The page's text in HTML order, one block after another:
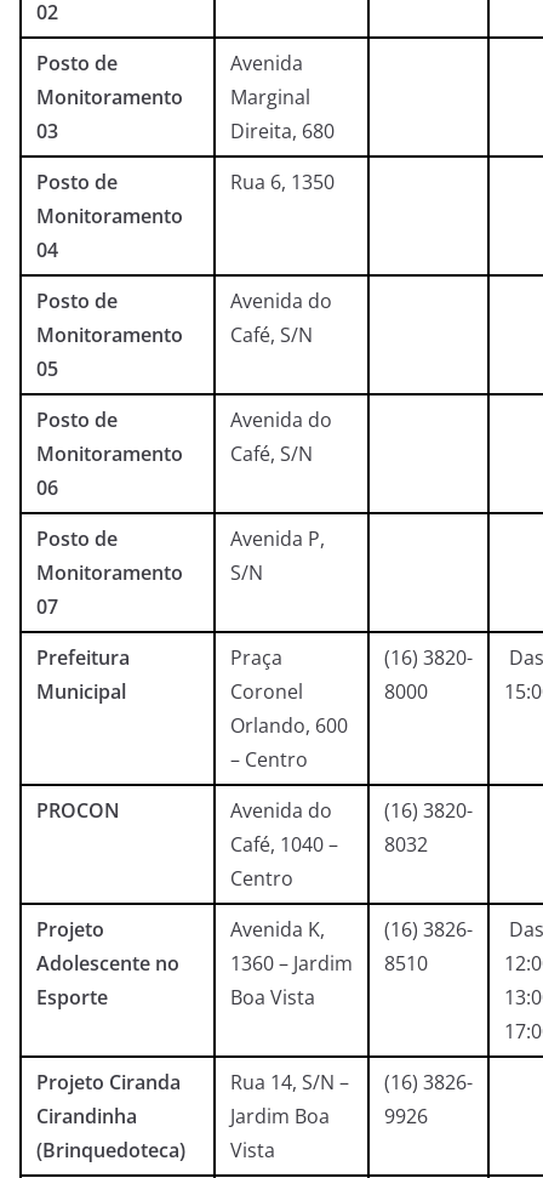
02
Posto de
Monitoramento
03
Avenida
Marginal
Direita, 680
Posto de
Monitoramento
04
Rua 6, 1350
Posto de
Monitoramento
05
Avenida do
Café, S/N
Posto de
Monitoramento
06
Avenida do
Café, S/N
Posto de
Monitoramento
07
Avenida P,
S/N
Prefeitura
Municipal
Praça
Coronel
Orlando, 600
– Centro
(16) 3820-
8000
PROCON
Avenida do
Café, 1040 –
Centro
(16) 3820-
8032
Projeto
Adolescente no
Esporte
Avenida K,
1360 – Jardim
Boa Vista
(16) 3826-
8510
Projeto Ciranda
Cirandinha
(Brinquedoteca)
Rua 14, S/N –
Jardim Boa
Vista
(16) 3826-
9926